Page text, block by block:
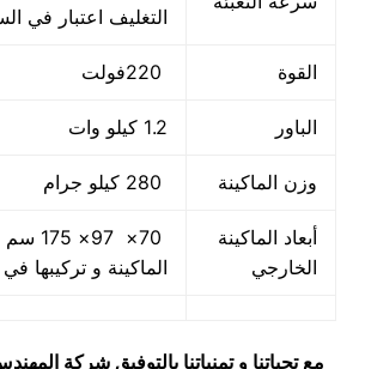
التغليف اعتبار في
القوة
الباور 1.2 كيلو وات
وزن الماكينة
أبعاد الماكينة
الخارجي
70×
الماكينة و تركيبها
مع تحياتنا و تمنياتنا بالتوفيق شركة